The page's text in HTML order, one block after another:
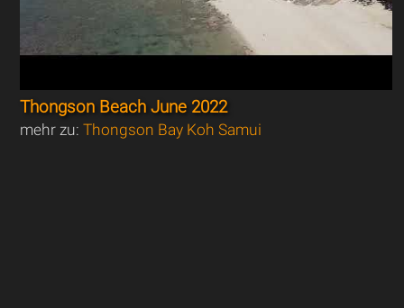
Thongson Beach June 2022
mehr zu:Thongson Bay Koh Samui